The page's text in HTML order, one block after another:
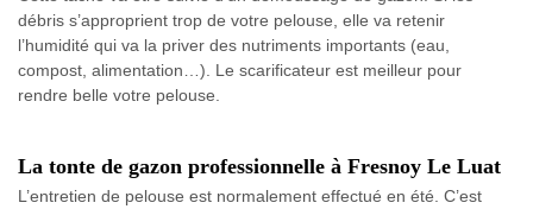
débris s’approprient trop de votre pelouse, elle va retenir
l’humidité qui va la priver des nutriments importants (eau,
compost, alimentation…). Le scarificateur est meilleur pour
rendre belle votre pelouse.
La tonte de gazon professionnelle à Fresnoy Le Luat
L’entretien de pelouse est normalement effectué en été. C’est